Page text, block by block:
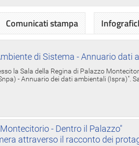
di Sistema - Annuario dati
la Sala della Regina di Palazzo
- Annuario dei dati ambientali (Ispra)".
- Dentro il Palazzo"
attraverso il racconto dei
Comunicati stampa